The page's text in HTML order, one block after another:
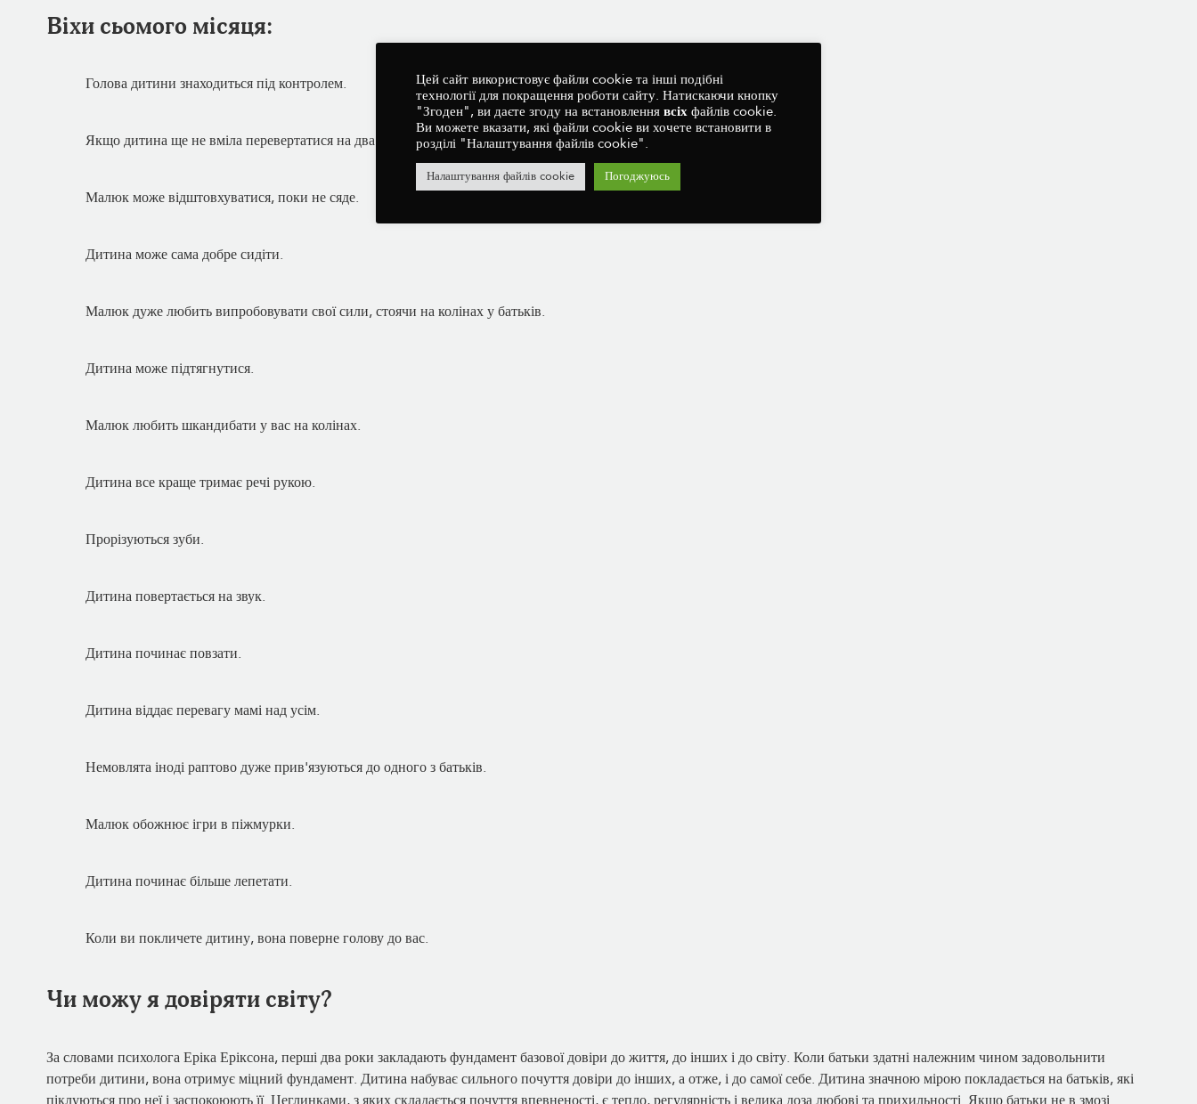
Віхи сьомого місяця:
Голова дитини знаходиться під контролем.
Якщо дитина ще не вміла перевертатися на два боки, то після цього місяця вона точно зможе це робити.
Малюк може відштовхуватися, поки не сяде.
Дитина може сама добре сидіти.
Малюк дуже любить випробовувати свої сили, стоячи на колінах у батьків.
Дитина може підтягнутися.
Малюк любить шкандибати у вас на колінах.
Дитина все краще тримає речі рукою.
Прорізуються зуби.
Дитина повертається на звук.
Дитина починає повзати.
Дитина віддає перевагу мамі над усім.
Немовлята іноді раптово дуже прив'язуються до одного з батьків.
Малюк обожнює ігри в піжмурки.
Дитина починає більше лепетати.
Коли ви покличете дитину, вона поверне голову до вас.
Чи можу я довіряти світу?
За словами психолога Еріка Еріксона, перші два роки закладають фундамент базової довіри до життя, до інших і до світу. Коли батьки здатні належним чином задовольнити
потреби дитини, вона отримує міцний фундамент. Дитина набуває сильного почуття довіри до інших, а отже, і до самої себе. Дитина значною мірою покладається на батьків, які
Цей сайт використовує файли cookie та інші подібні
технології для покращення роботи сайту. Натискаючи кнопку
"Згоден", ви даєте згоду на встановлення всіх файлів cookie.
Ви можете вказати, які файли cookie ви хочете встановити в
розділі "Налаштування файлів cookie".
Налаштування файлів cookie Погоджуюсь